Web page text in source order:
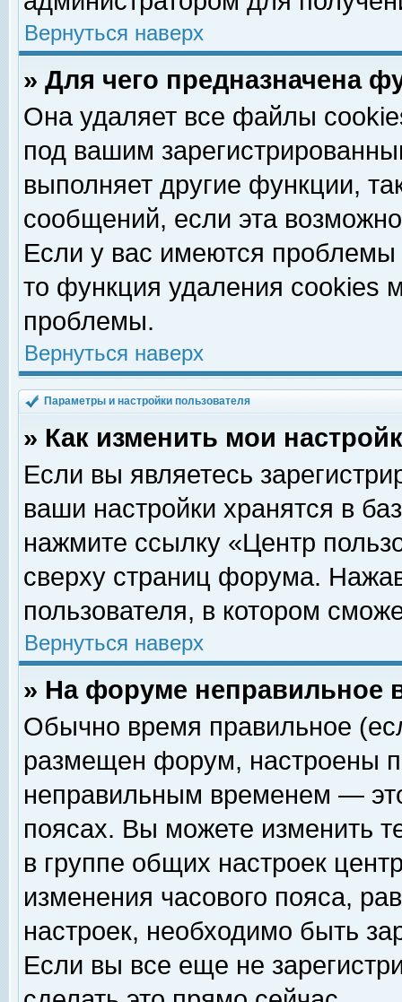
Вернуться наверх
» Для чего предназначена
Она удаляет все файлы
под вашим
выполняет другие функции,
сообщений, если эта
Если у вас имеются
то функция удаления cookies
проблемы.
Вернуться наверх
Параметры и настройки пользователя
» Как изменить мои
Если вы являетесь
ваши настройки хранятся в
нажмите ссылку «Центр
сверху страниц форума.
пользователя, в котором
Вернуться наверх
» На форуме неправильное
Обычно время правильное
размещен форум, настроены
неправильным временем —
поясах. Вы можете изменить
в группе общих настроек
изменения часового пояса,
настроек, необходимо быть
Если вы все еще не